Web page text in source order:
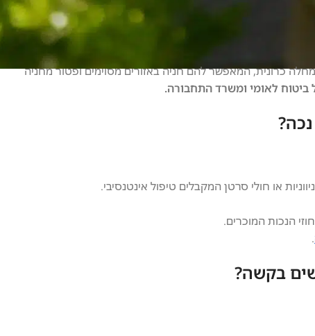
כרונית, המאפשר להם חניה באזורים מסוימים ופטור מחניה
ביטוח לאומי ומשרד התחבורה.
או חולי סרטן המקבלים טיפול אינטנסיבי.
הנכות המוכרים.
.
בקשה?